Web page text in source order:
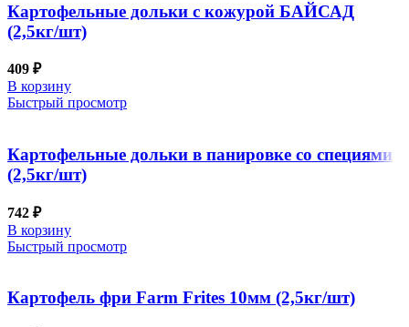
Картофельные дольки с кожурой БАЙСАД
(2,5кг/шт)
409 ₽
В корзину
Быстрый просмотр
Картофельные дольки в панировке со специями
(2,5кг/шт)
742 ₽
В корзину
Быстрый просмотр
Картофель фри Farm Frites 10мм (2,5кг/шт)